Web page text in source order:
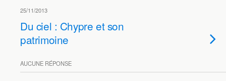
25/11/2013
Du ciel : Chypre et son
patrimoine
AUCUNE RÉPONSE